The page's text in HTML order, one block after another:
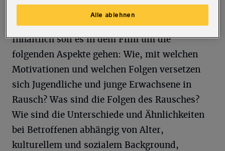
Inhaltlich soll es in dem Film um die
folgenden Aspekte gehen: Wie, mit welchen
Motivationen und welchen Folgen versetzen
sich Jugendliche und junge Erwachsene in
Rausch? Was sind die Folgen des Rausches?
Wie sind die Unterschiede und Ähnlichkeiten
bei Betroffenen abhängig von Alter,
kulturellem und sozialem Background,
Alle ablehnen